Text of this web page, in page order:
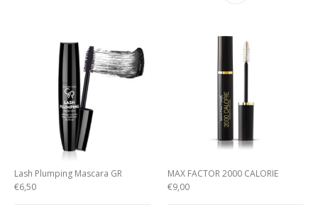
Lash Plumping Mascara GR
€6,50
MAX FACTOR 2000 CALORIE
€9,00